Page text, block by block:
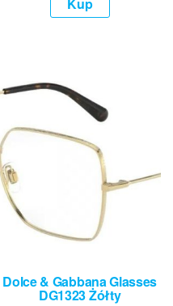
Kup
Dolce & Gabbana Glasses
DG1323 Żółty